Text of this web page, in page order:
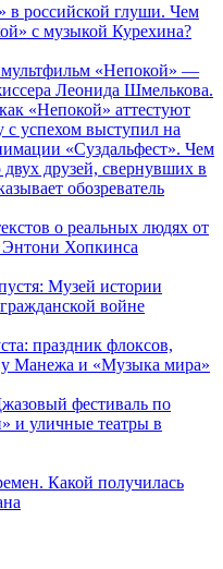
в российской глуши. Чем
с музыкой Курехина?
«Непокой» —
Леонида Шмелькова.
«Непокой» аттестуют
успехом выступил на
«Суздальфест». Чем
друзей, свернувших в
обозреватель
о реальных людях от
Энтони Хопкинса
Музей истории
войне
праздник флоксов,
у Манежа и «Музыка мира»
фестиваль по
и уличные театры в
Какой получилась